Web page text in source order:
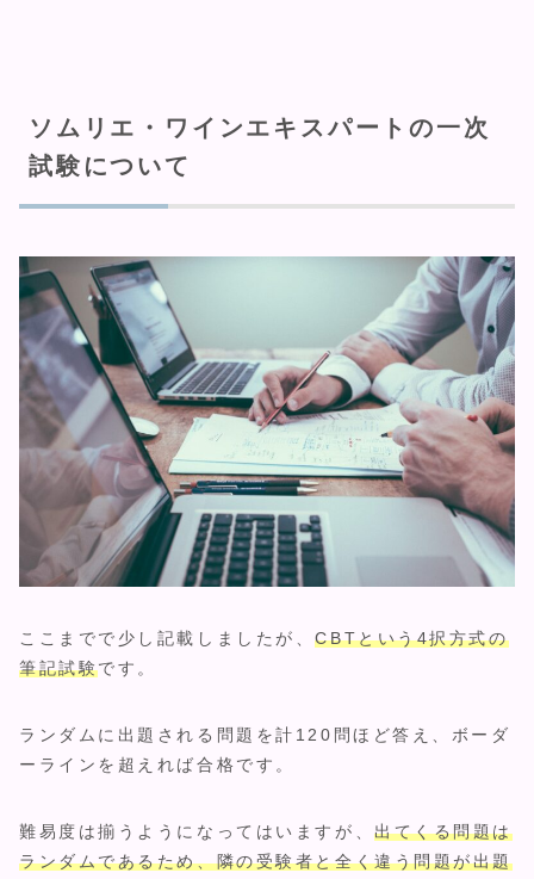
ソムリエ・ワインエキスパートの一次
試験について
ここまでで少し記載しましたが、CBTという4択方式の
筆記試験です。
ランダムに出題される問題を計120問ほど答え、ボーダ
ーラインを超えれば合格です。
難易度は揃うようになってはいますが、出てくる問題は
ランダムであるため、隣の受験者と全く違う問題が出題